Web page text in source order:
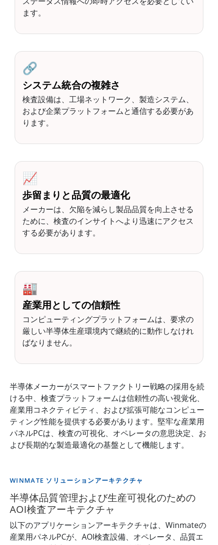
ます。
🔗
システム統合の複雑さ
検査設備は、工場ネットワーク、製造システム、
および企業プラットフォームと通信する必要があ
ります。
📈
歩留まりと品質の最適化
メーカーは、欠陥を減らし製品品質を向上させる
ために、検査のインサイトへより迅速にアクセス
する必要があります。
🏭
産業用としての信頼性
コンピューティングプラットフォームは、要求の
厳しい半導体生産環境内で継続的に動作しなけれ
ばなりません。
半導体メーカーがスマートファクトリー戦略の採用を続
ける中、検査プラットフォームは信頼性の高い視覚化、
産業用コネクティビティ、および拡張可能なコンピュー
ティング性能を提供する必要があります。堅牢な産業用
パネルPCは、検査の可視化、オペレータの意思決定、お
よび長期的な製造最適化の基盤として機能します。
WINMATE ソリューションアーキテクチャ
半導体品質管理および生産可視化のための
AOI検査アーキテクチャ
以下のアプリケーションアーキテクチャは、Winmateの
産業用パネルPCが、AOI検査設備、オペレータ、品質エ